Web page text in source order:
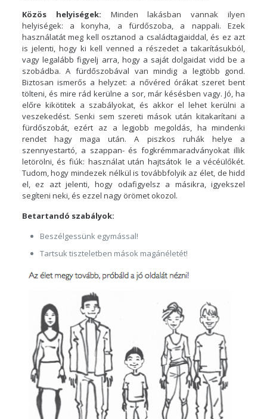
Közös helyiségek: Minden lakásban vannak ilyen
helyiségek: a konyha, a fürdőszoba, a nappali. Ezek
használatát meg kell osztanod a családtagjaiddal, és ez azt
is jelenti, hogy ki kell venned a részedet a takarításukból,
vagy legalább figyelj arra, hogy a saját dolgaidat vidd be a
szobádba. A fürdőszobával van mindig a legtöbb gond.
Biztosan ismerős a helyzet: a nővéred órákat szeret bent
tölteni, és mire rád kerülne a sor, már késésben vagy. Jó, ha
előre kikötitek a szabályokat, és akkor el lehet kerülni a
veszekedést. Senki sem szereti mások után kitakarítani a
fürdőszobát, ezért az a legjobb megoldás, ha mindenki
rendet hagy maga után. A piszkos ruhák helye a
szennyestartó, a szappan- és fogkrémmaradványokat illik
letörölni, és fiúk: használat után hajtsátok le a vécéülőkét.
Tudom, hogy mindezek nélkül is továbbfolyik az élet, de hidd
el, ez azt jelenti, hogy odafigyelsz a másikra, igyekszel
segíteni neki, és ezzel nagy örömet okozol.
Betartandó szabályok:
Beszélgessünk egymással!
Tartsuk tiszteletben mások magánéletét!